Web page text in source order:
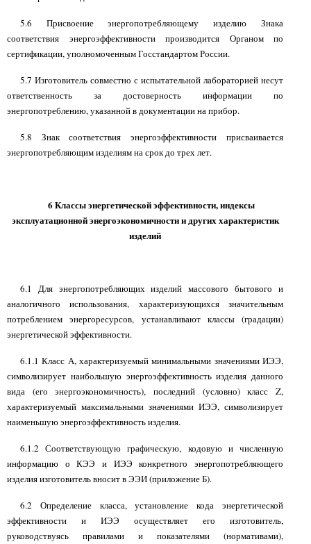
5.6 Присвоение энергопотребляющему изделию Знака
соответствия энергоэффективности производится Органом по
сертификации, уполномоченным Госстандартом России.
5.7 Изготовитель совместно с испытательной лабораторией несут
ответственность за достоверность информации по
энергопотреблению, указанной в документации на прибор.
5.8 Знак соответствия энергоэффективности присваивается
энергопотребляющим изделиям на срок до трех лет.
6 Классы энергетической эффективности, индексы
эксплуатационной энергоэкономичности и других характеристик
изделий
6.1 Для энергопотребляющих изделий массового бытового и
аналогичного использования, характеризующихся значительным
потреблением энергоресурсов, устанавливают классы (градации)
энергетической эффективности.
6.1.1 Класс А, характеризуемый минимальными значениями ИЭЭ,
символизирует наибольшую энергоэффективность изделия данного
вида (его энергоэкономичность), последний (условно) класс Z,
характеризуемый максимальными значениями ИЭЭ, символизирует
наименьшую энергоэффективность изделия.
6.1.2 Соответствующую графическую, кодовую и численную
информацию о КЭЭ и ИЭЭ конкретного энергопотребляющего
изделия изготовитель вносит в ЭЭИ (приложение Б).
6.2 Определение класса, установление кода энергетической
эффективности и ИЭЭ осуществляет его изготовитель,
руководствуясь правилами и показателями (нормативами),